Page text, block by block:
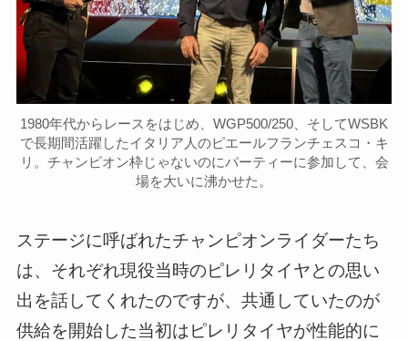
1980年代からレースをはじめ、WGP500/250、そしてWSBK
で長期間活躍したイタリア人のピエールフランチェスコ・キ
リ。チャンピオン枠じゃないのにパーティーに参加して、会
場を大いに沸かせた。
ステージに呼ばれたチャンピオンライダーたち
は、それぞれ現役当時のピレリタイヤとの思い
出を話してくれたのですが、共通していたのが
供給を開始した当初はピレリタイヤが性能的に